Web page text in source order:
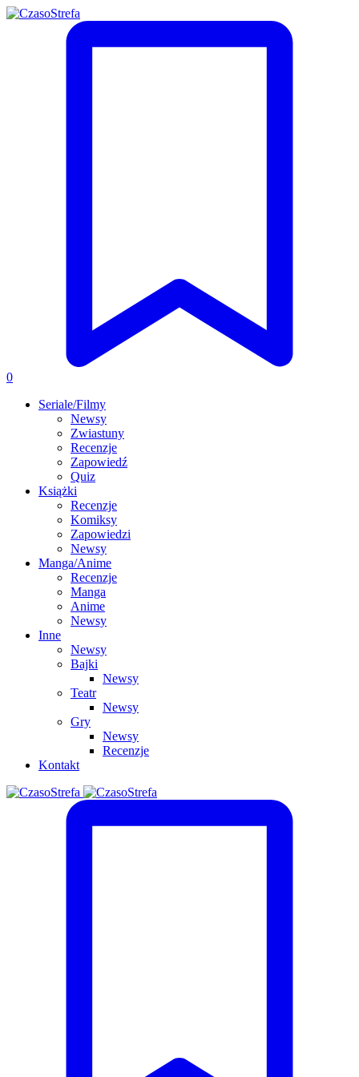
0
Seriale/Filmy
Newsy
Zwiastuny
Recenzje
Zapowiedź
Quiz
Książki
Recenzje
Komiksy
Zapowiedzi
Newsy
Manga/Anime
Recenzje
Manga
Anime
Newsy
Inne
Newsy
Bajki
Newsy
Teatr
Newsy
Gry
Newsy
Recenzje
Kontakt